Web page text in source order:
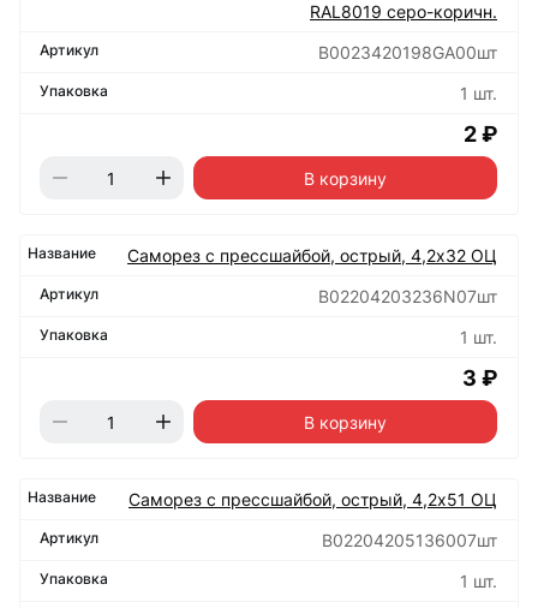
RAL8019 серо-коричн.
B0023420198GA00шт
1 шт.
2 ₽
В корзину
Саморез с прессшайбой, острый, 4,2х32 ОЦ
B02204203236N07шт
1 шт.
3 ₽
В корзину
Саморез с прессшайбой, острый, 4,2х51 ОЦ
B02204205136007шт
1 шт.